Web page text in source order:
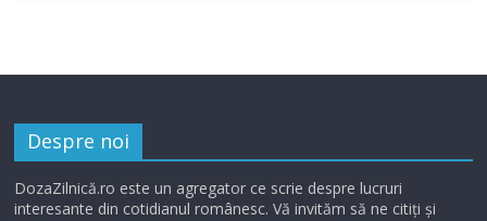
Despre noi
DozaZilnică.ro este un agregator ce scrie despre lucruri
interesante din cotidianul românesc. Vă invităm să ne citiți și